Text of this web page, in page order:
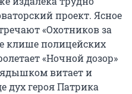
проект. Ясное
«Охотников за
клише полицейских
«Ночной дозор»
витает и
дух героя Патрика